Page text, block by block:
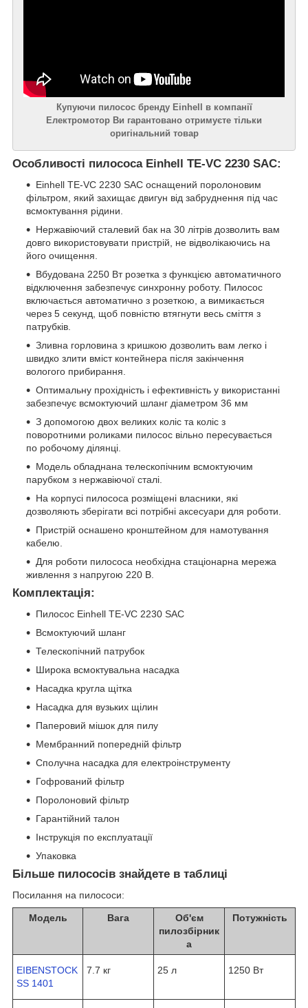
Купуючи пилосос бренду Einhell в компанії
Електромотор Ви гарантовано отримуєте тільки
оригінальний товар
Особливості пилососа Einhell TE-VC 2230 SAC:
Einhell TE-VC 2230 SAC оснащений поролоновим
фільтром, який захищає двигун від забруднення під час
всмоктування рідини.
Нержавіючий сталевий бак на 30 літрів дозволить вам
довго використовувати пристрій, не відволікаючись на
його очищення.
Вбудована 2250 Вт розетка з функцією автоматичного
відключення забезпечує синхронну роботу. Пилосос
включається автоматично з розеткою, а вимикається
через 5 секунд, щоб повністю втягнути весь сміття з
патрубків.
Зливна горловина з кришкою дозволить вам легко і
швидко злити вміст контейнера після закінчення
вологого прибирання.
Оптимальну прохідність і ефективність у використанні
забезпечує всмоктуючий шланг діаметром 36 мм
З допомогою двох великих коліс та коліс з
поворотними роликами пилосос вільно пересувається
по робочому ділянці.
Модель обладнана телескопічним всмоктуючим
парубком з нержавіючої сталі.
На корпусі пилососа розміщені власники, які
дозволяють зберігати всі потрібні аксесуари для роботи.
Пристрій оснашено кронштейном для намотування
кабелю.
Для роботи пилососа необхідна стаціонарна мережа
живлення з напругою 220 В.
Комплектація:
Пилосос Einhell TE-VC 2230 SAC
Всмоктуючий шланг
Телескопічний патрубок
Широка всмоктувальна насадка
Насадка кругла щітка
Насадка для вузьких щілин
Паперовий мішок для пилу
Мембранний попередній фільтр
Сполучна насадка для електроінструменту
Гофрований фільтр
Поролоновий фільтр
Гарантійний талон
Інструкція по експлуатації
Упаковка
Більше пилососів знайдете в таблиці
Посилання на пилососи:
Модель Вага
Об'єм
пилозбірник
а
Потужність
EIBENSTOCK
SS 1401
7.7 кг 25 л 1250 Вт